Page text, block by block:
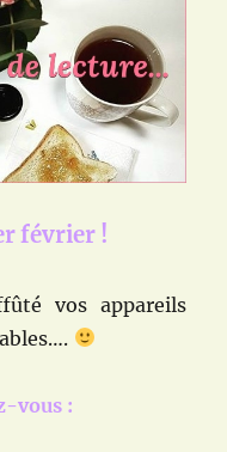
février !
vos appareils
vous :